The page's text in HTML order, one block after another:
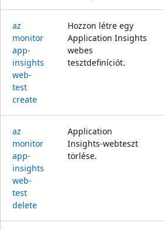
az
monitor
app-
insights
web-
test
create
Hozzon létre egy
Application Insights
webes
tesztdefiníciót.
az
monitor
app-
insights
web-
test
delete
Application
Insights-webteszt
törlése.